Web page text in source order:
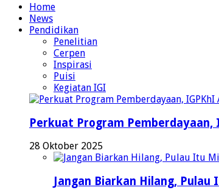
Home
News
Pendidikan
Penelitian
Cerpen
Inspirasi
Puisi
Kegiatan IGI
Perkuat Program Pemberdayaan,
28 Oktober 2025
Jangan Biarkan Hilang,